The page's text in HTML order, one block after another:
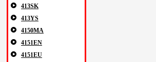
413SK
413YS
4150MA
4151EN
4151EU